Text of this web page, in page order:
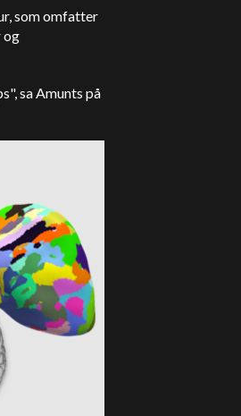
som omfatter
og
sa Amunts på